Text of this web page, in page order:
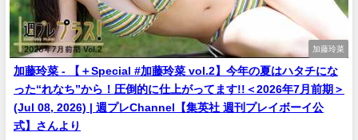
加藤玲菜
加藤玲菜 - 【＋Special #加藤玲菜 vol.2】今年の夏はハタチにな
った“れなち”から！圧倒的に仕上がってます!!＜2026年7月前期＞
(Jul 08, 2026) | 週プレChannel【集英社 週刊プレイボーイ公
式】さんより